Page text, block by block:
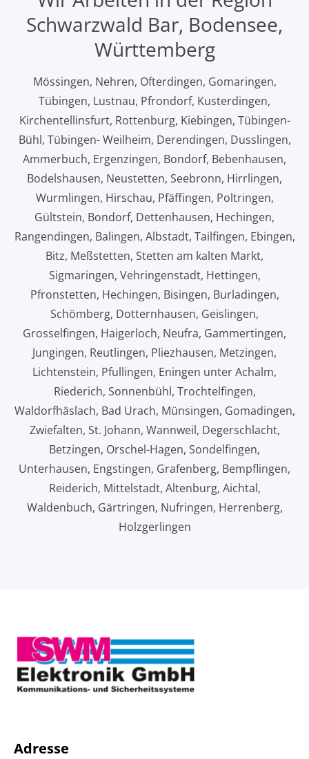
Schwarzwald Bar, Bodensee,
Württemberg
Mössingen, Nehren, Ofterdingen, Gomaringen,
Tübingen, Lustnau, Pfrondorf, Kusterdingen,
Kirchentellinsfurt, Rottenburg, Kiebingen, Tübingen-
Bühl, Tübingen- Weilheim, Derendingen, Dusslingen,
Ammerbuch, Ergenzingen, Bondorf, Bebenhausen,
Bodelshausen, Neustetten, Seebronn, Hirrlingen,
Wurmlingen, Hirschau, Pfäffingen, Poltringen,
Gültstein, Bondorf, Dettenhausen, Hechingen,
Rangendingen, Balingen, Albstadt, Tailfingen, Ebingen,
Bitz, Meßstetten, Stetten am kalten Markt,
Sigmaringen, Vehringenstadt, Hettingen,
Pfronstetten, Hechingen, Bisingen, Burladingen,
Schömberg, Dotternhausen, Geislingen,
Grosselfingen, Haigerloch, Neufra, Gammertingen,
Jungingen, Reutlingen, Pliezhausen, Metzingen,
Lichtenstein, Pfullingen, Eningen unter Achalm,
Riederich, Sonnenbühl, Trochtelfingen,
Waldorfhäslach, Bad Urach, Münsingen, Gomadingen,
Zwiefalten, St. Johann, Wannweil, Degerschlacht,
Betzingen, Orschel-Hagen, Sondelfingen,
Unterhausen, Engstingen, Grafenberg, Bempflingen,
Reiderich, Mittelstadt, Altenburg, Aichtal,
Waldenbuch, Gärtringen, Nufringen, Herrenberg,
Holzgerlingen
Adresse